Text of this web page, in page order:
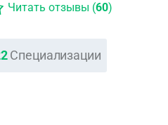
Читать отзывы (60)
Специализации